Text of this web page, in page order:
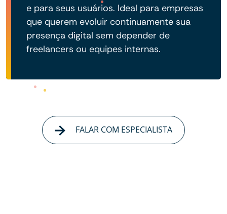
e para seus usuários. Ideal para empresas
que querem evoluir continuamente sua
presença digital sem depender de
freelancers ou equipes internas.
FALAR COM ESPECIALISTA